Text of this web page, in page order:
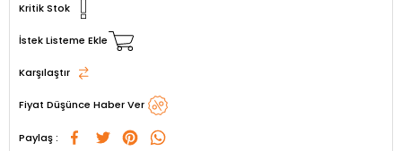
Kritik Stok
İstek Listeme Ekle
Karşılaştır
Fiyat Düşünce Haber Ver
Paylaş :